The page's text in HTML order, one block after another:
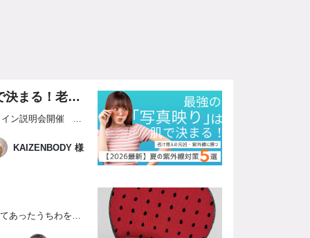
最強の「写真映り」は肌で決まる！老け見えの元凶・紫外線に勝つ【2026最新】夏の紫外線対策5選
＜週4日で年収500万円以上＞オンライン説明会開催 いつもKAIZENBODYをご利用いただき、誠に有難う御座います。 お盆休みや旅行、花火大会、お祭りなど、夏は写真を撮る機会が増える季節です。 「実物より写真のほうが老けて見える…」 「なんだか顔色がくすんで見える…」 そんな経験はありませんか？ 実は、写真映...
KAIZENBODY 様
前日実家に帰った際に、部屋に置いてあったうちわを持ってきました。 小ぶりでスイカのデザインが可愛いです。 数年前、友達と金沢旅行した際に買ったのを覚えてます。 浴衣に合うかな…とかだったかな。 今年は浴衣を着るどころか花火大会に行く計画ゼロです。 夜とはいえ暑いから、それはそれで大変ですね。 明日は岐阜で...